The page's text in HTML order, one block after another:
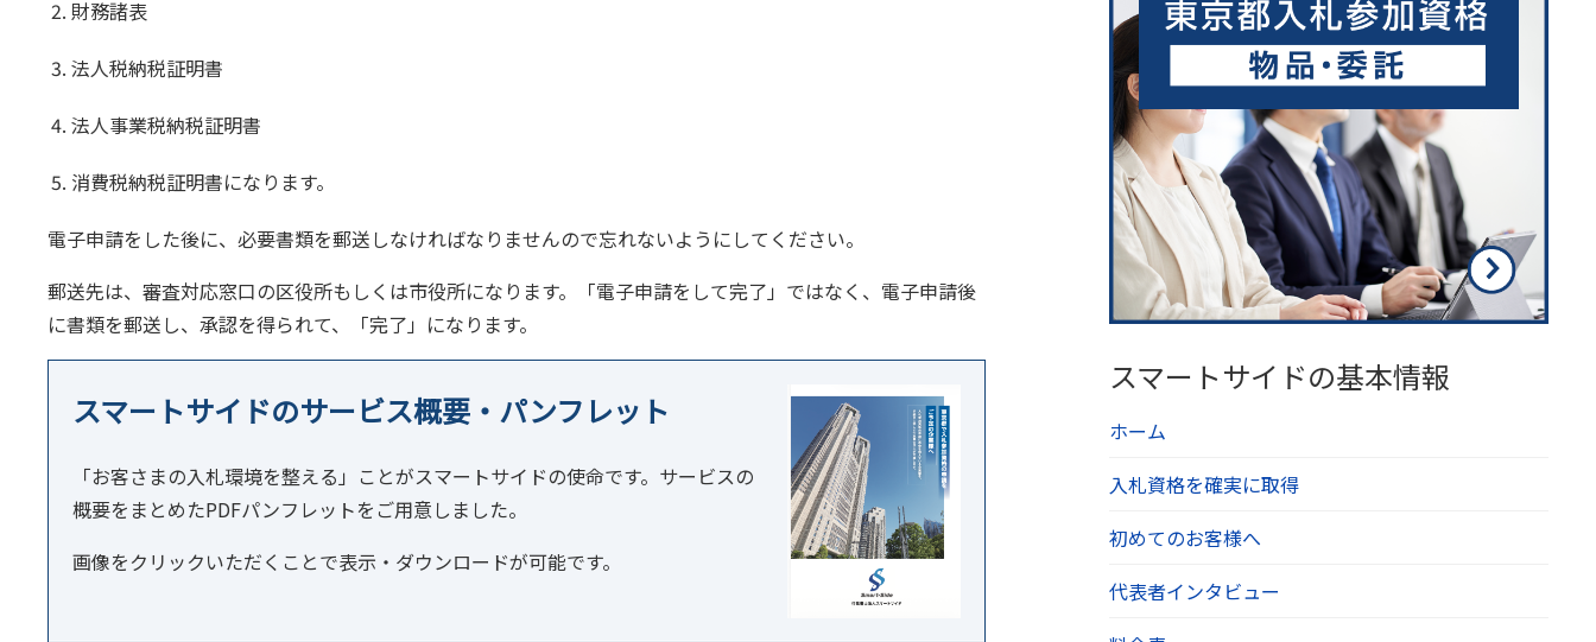
財務諸表
法人税納税証明書
法人事業税納税証明書
消費税納税証明書になります。
電子申請をした後に、必要書類を郵送しなければなりませんので忘れないようにしてください。
郵送先は、審査対応窓口の区役所もしくは市役所になります。「電子申請をして完了」ではなく、電子申請後
に書類を郵送し、承認を得られて、「完了」になります。
スマートサイドのサービス概要・パンフレット
「お客さまの入札環境を整える」ことがスマートサイドの使命です。サービスの
概要をまとめたPDFパンフレットをご用意しました。
画像をクリックいただくことで表示・ダウンロードが可能です。
スマートサイドの基本情報
ホーム
入札資格を確実に取得
初めてのお客様へ
代表者インタビュー